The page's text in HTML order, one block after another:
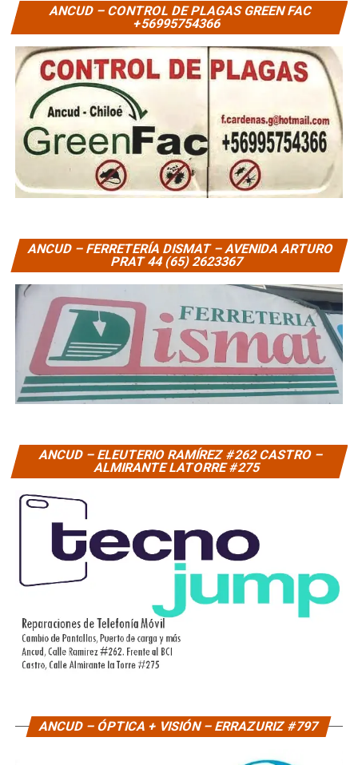
ANCUD – CONTROL DE PLAGAS GREEN FAC
+56995754366
ANCUD – FERRETERÍA DISMAT – AVENIDA ARTURO
PRAT 44 (65) 2623367
ANCUD – ELEUTERIO RAMÍREZ #262 CASTRO –
ALMIRANTE LATORRE #275
ANCUD – ÓPTICA + VISIÓN – ERRAZURIZ #797